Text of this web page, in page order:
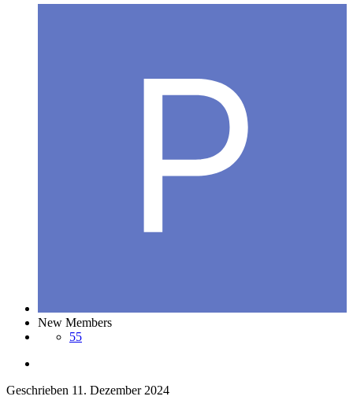
New Members
55
Geschrieben 11. Dezember 2024